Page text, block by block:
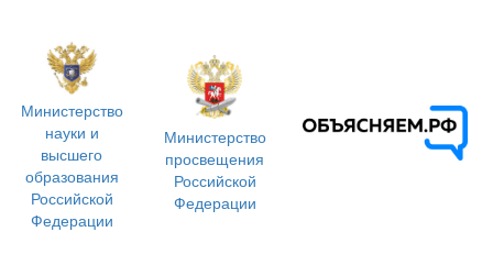
Министерство
науки и
высшего
образования
Российской
Федерации
Министерство
просвещения
Российской
Федерации